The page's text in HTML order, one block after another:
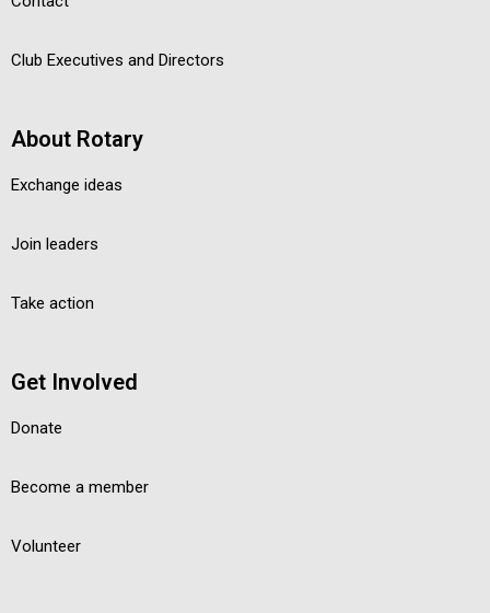
Club Executives and Directors
About Rotary
Exchange ideas
Join leaders
Take action
Get Involved
Donate
Become a member
Volunteer